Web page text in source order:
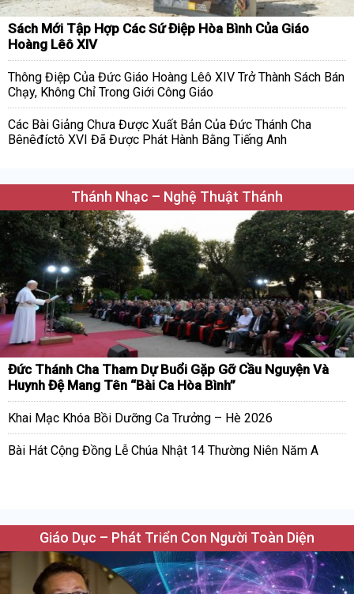
Sách Mới Tập Hợp Các Sứ Điệp Hòa Bình Của Giáo
Hoàng Lêô XIV
Thông Điệp Của Đức Giáo Hoàng Lêô XIV Trở Thành Sách Bán
Chạy, Không Chỉ Trong Giới Công Giáo
Các Bài Giảng Chưa Được Xuất Bản Của Đức Thánh Cha
Bênêđíctô XVI Đã Được Phát Hành Bằng Tiếng Anh
Thánh Nhạc – Nghệ Thuật Thánh
Đức Thánh Cha Tham Dự Buổi Gặp Gỡ Cầu Nguyện Và
Huynh Đệ Mang Tên “Bài Ca Hòa Bình”
Khai Mạc Khóa Bồi Dưỡng Ca Trưởng – Hè 2026
Bài Hát Cộng Đồng Lễ Chúa Nhật 14 Thường Niên Năm A
Giáo Dục – Phát Triển Con Người Toàn Diện